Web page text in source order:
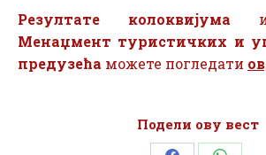
Резултате колоквијума
Менаџмент туристичких и
предузећа можете погледати
Подели ову вест